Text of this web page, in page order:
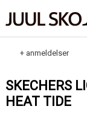
SKECHERS
HEAT TIDE
+ anmeldelser